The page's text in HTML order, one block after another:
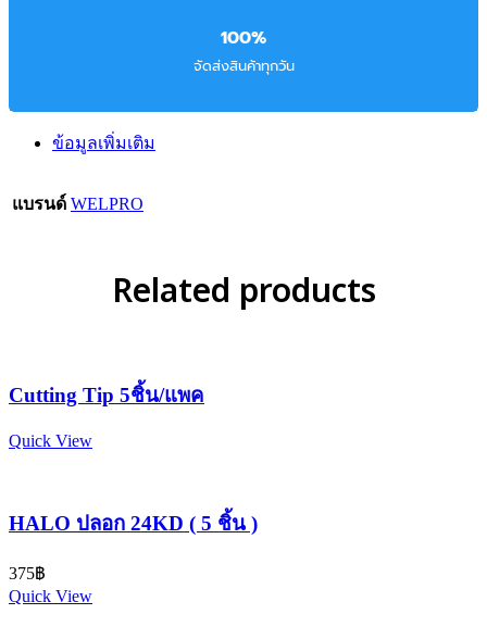
100%
จัดส่งสินค้าทุกวัน
ข้อมูลเพิ่มเติม
แบรนด์ WELPRO
Related products
Cutting Tip 5ชิ้น/แพค
Quick View
HALO ปลอก 24KD ( 5 ชิ้น )
375฿
Quick View